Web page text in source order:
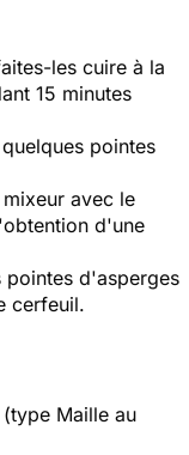
les cuire à la
15 minutes
pointes
avec le
d'une
pointes d'asperges
cerfeuil.
(type Maille au